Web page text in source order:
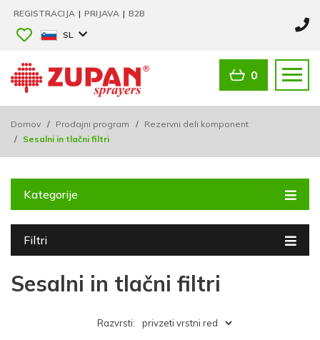
REGISTRACIJA | PRIJAVA | B2B
SL
0
Domov / Prodajni program / Rezervni deli komponent
/ Sesalni in tlačni filtri
Kategorije
Filtri
Sesalni in tlačni filtri
Razvrsti: